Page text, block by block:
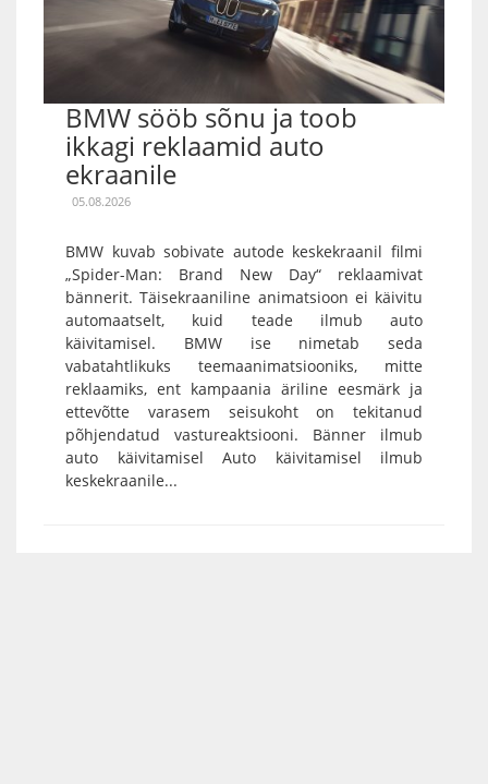
BMW sööb sõnu ja toob
ikkagi reklaamid auto
ekraanile
05.08.2026
BMW kuvab sobivate autode keskekraanil filmi
„Spider-Man: Brand New Day“ reklaamivat
bännerit. Täisekraaniline animatsioon ei käivitu
automaatselt, kuid teade ilmub auto
käivitamisel. BMW ise nimetab seda
vabatahtlikuks teemaanimatsiooniks, mitte
reklaamiks, ent kampaania äriline eesmärk ja
ettevõtte varasem seisukoht on tekitanud
põhjendatud vastureaktsiooni. Bänner ilmub
auto käivitamisel Auto käivitamisel ilmub
keskekraanile...